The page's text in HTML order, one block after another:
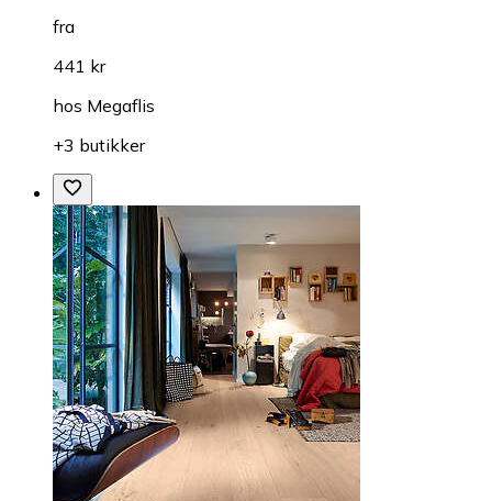
fra
441 kr
hos Megaflis
+3 butikker